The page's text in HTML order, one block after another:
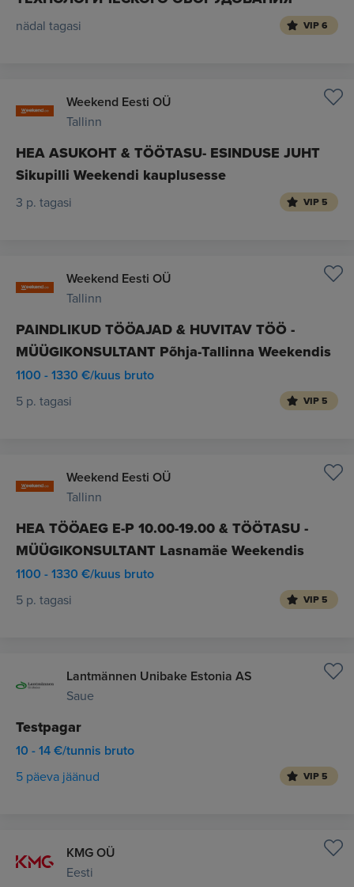
nädal tagasi VIP 6
Weekend Eesti OÜ
Tallinn
HEA ASUKOHT & TÖÖTASU- ESINDUSE JUHT
Sikupilli Weekendi kauplusesse
3 p. tagasi VIP 5
Weekend Eesti OÜ
Tallinn
PAINDLIKUD TÖÖAJAD & HUVITAV TÖÖ -
MÜÜGIKONSULTANT Põhja-Tallinna Weekendis
1100 - 1330 €/kuus bruto
5 p. tagasi VIP 5
Weekend Eesti OÜ
Tallinn
HEA TÖÖAEG E-P 10.00-19.00 & TÖÖTASU -
MÜÜGIKONSULTANT Lasnamäe Weekendis
1100 - 1330 €/kuus bruto
5 p. tagasi VIP 5
Lantmännen Unibake Estonia AS
Saue
Testpagar
10 - 14 €/tunnis bruto
5 päeva jäänud VIP 5
KMG OÜ
Eesti